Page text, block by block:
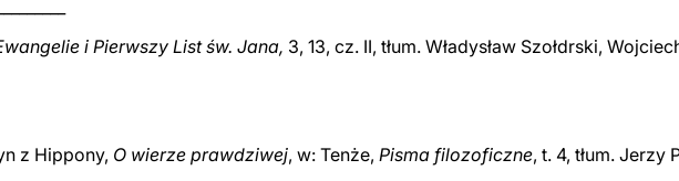
i Pierwszy List św. Jana, 3, 13, cz. II, tłum. Władysław Szołdrski,
z Hippony, O wierze prawdziwej, w: Tenże, Pisma filozoficzne, t. 4, tłum. Jerzy